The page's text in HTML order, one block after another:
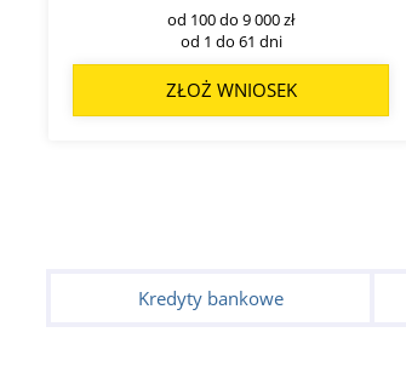
od 100 do 9 000 zł
od 1 do 61 dni
ZŁOŻ WNIOSEK
Kredyty bankowe